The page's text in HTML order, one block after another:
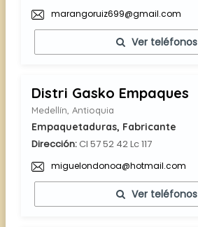
marangoruiz699@gmail.com
Ver teléfonos
Distri Gasko Empaques
Medellín, Antioquia
Empaquetaduras, Fabricante
Dirección:Cl 57 52 42 Lc 117
miguelondonoa@hotmail.com
Ver teléfonos